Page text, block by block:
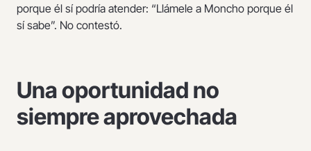
porque él sí podría atender: “Llámele a Moncho porque él
sí sabe”. No contestó.
Una oportunidad no
siempre aprovechada